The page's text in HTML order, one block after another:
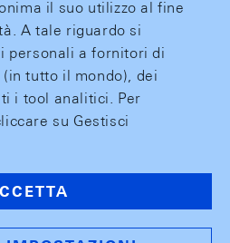
il suo utilizzo al fine
A tale riguardo si
personali a fornitori di
tutto il mondo), dei
i tool analitici. Per
su Gestisci